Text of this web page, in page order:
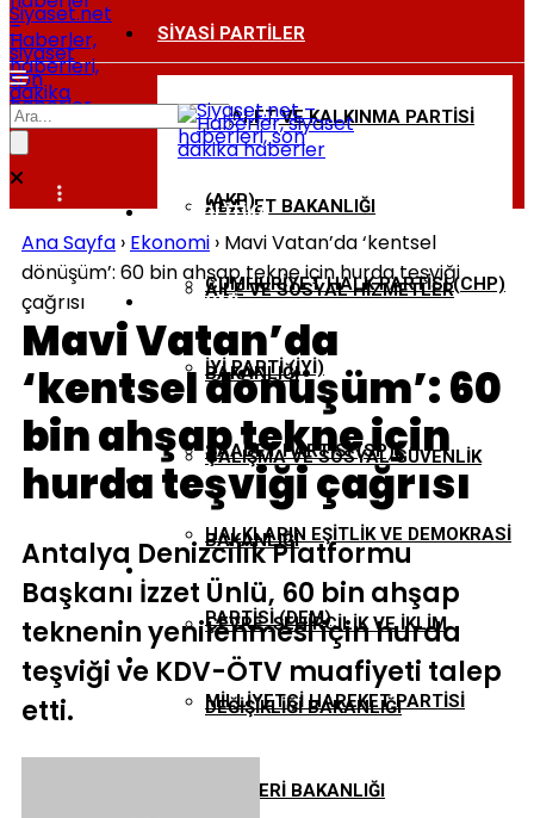
Siyaset.net
–
Haberler,
siyaset
haberleri,
son
dakika
haberler
SIYASI PARTILER
ADALET VE KALKINMA PARTISI
(AKP)
CUMHURIYET HALK PARTISI (CHP)
İYI PARTI (İYİ)
SAADET PARTISI (SP)
HALKLARIN EŞITLIK VE DEMOKRASI
PARTISI (DEM)
MILLIYETÇI HAREKET PARTISI
BAKANLIKLAR
ADALET BAKANLIĞI
AILE VE SOSYAL HIZMETLER
BAKANLIĞI
ÇALIŞMA VE SOSYAL GÜVENLIK
BAKANLIĞI
ÇEVRE, ŞEHIRCILIK VE İKLIM
DEĞIŞIKLIĞI BAKANLIĞI
DIŞIŞLERI BAKANLIĞI
DIŞ POLITIKA
EKONOMI
GÜNDEM
TBMM
YEREL YÖNETIMLER
Ana Sayfa › Ekonomi › Mavi Vatan’da ‘kentsel
dönüşüm’: 60 bin ahşap tekne için hurda teşviği
çağrısı
Mavi Vatan’da
‘kentsel dönüşüm’: 60
bin ahşap tekne için
hurda teşviği çağrısı
Antalya Denizcilik Platformu
Başkanı İzzet Ünlü, 60 bin ahşap
teknenin yenilenmesi için hurda
teşviği ve KDV-ÖTV muafiyeti talep
etti.